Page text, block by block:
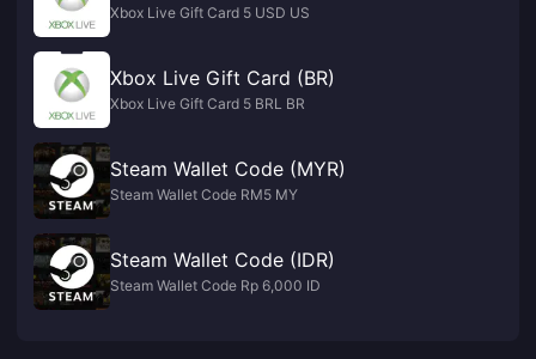
Xbox Live Gift Card 5 USD US
Xbox Live Gift Card (BR)
Xbox Live Gift Card 5 BRL BR
Steam Wallet Code (MYR)
Steam Wallet Code RM5 MY
Steam Wallet Code (IDR)
Steam Wallet Code Rp 6,000 ID